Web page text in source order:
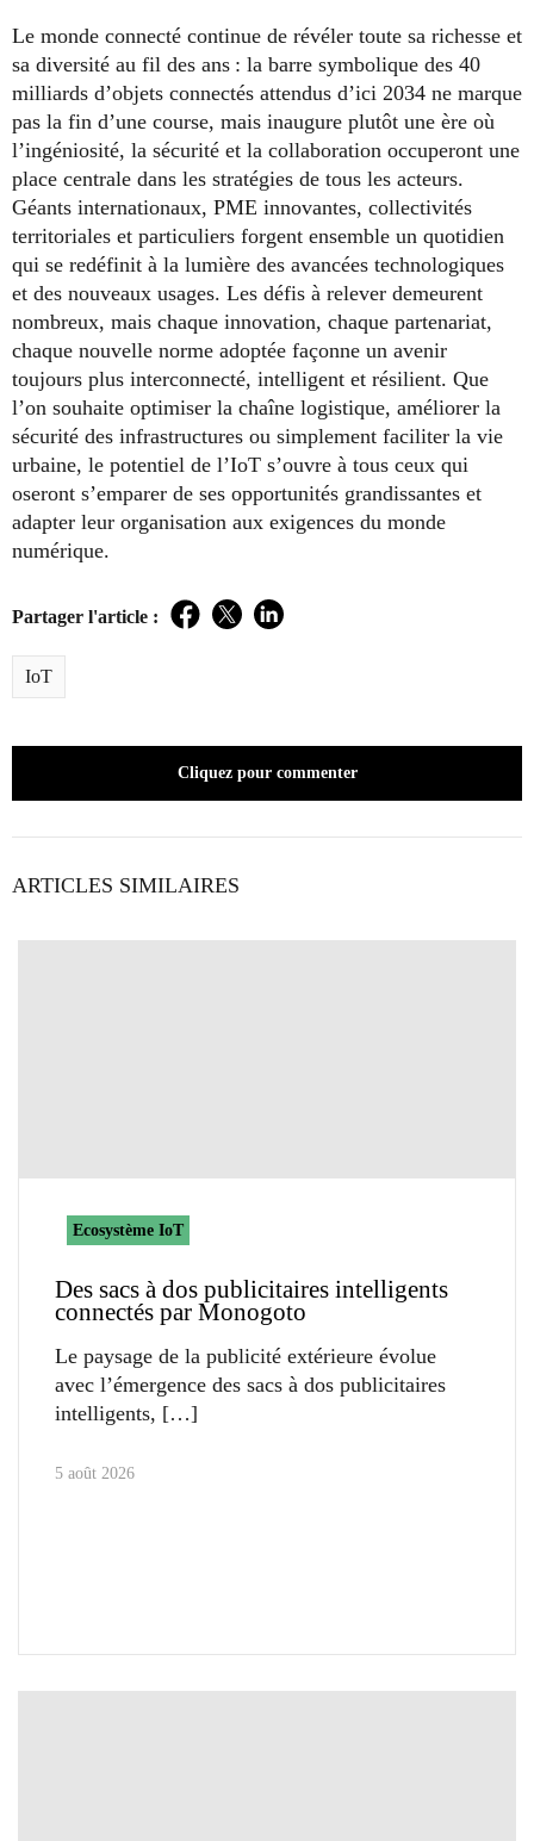
Le monde connecté continue de révéler toute sa richesse et
sa diversité au fil des ans : la barre symbolique des 40
milliards d’objets connectés attendus d’ici 2034 ne marque
pas la fin d’une course, mais inaugure plutôt une ère où
l’ingéniosité, la sécurité et la collaboration occuperont une
place centrale dans les stratégies de tous les acteurs.
Géants internationaux, PME innovantes, collectivités
territoriales et particuliers forgent ensemble un quotidien
qui se redéfinit à la lumière des avancées technologiques
et des nouveaux usages. Les défis à relever demeurent
nombreux, mais chaque innovation, chaque partenariat,
chaque nouvelle norme adoptée façonne un avenir
toujours plus interconnecté, intelligent et résilient. Que
l’on souhaite optimiser la chaîne logistique, améliorer la
sécurité des infrastructures ou simplement faciliter la vie
urbaine, le potentiel de l’IoT s’ouvre à tous ceux qui
oseront s’emparer de ses opportunités grandissantes et
adapter leur organisation aux exigences du monde
numérique.
Partager l'article : Facebook
TwitterLinkedIn
IoT
Cliquez pour commenter
ARTICLES SIMILAIRES
Ecosystème IoT
Des sacs à dos publicitaires intelligents
connectés par Monogoto
Le paysage de la publicité extérieure évolue
avec l’émergence des sacs à dos publicitaires
intelligents,
5 août 2026